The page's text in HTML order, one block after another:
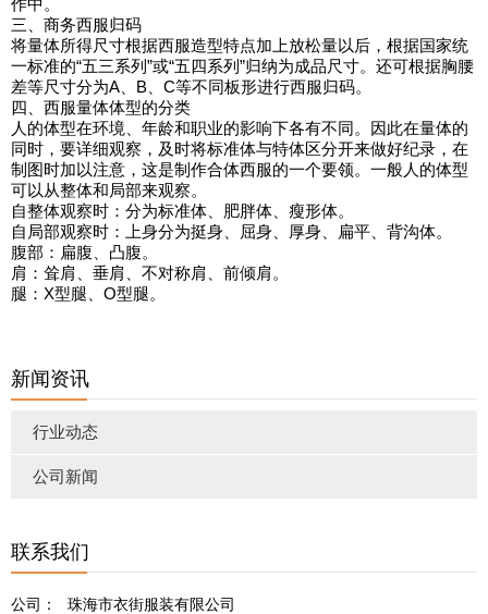
新闻资讯
行业动态
公司新闻
联系我们
公司： 珠海市衣街服装有限公司
作中。
三、商务西服归码
将量体所得尺寸根据西服造型特点加上放松量以后，根据国家统
一标准的“五三系列”或“五四系列”归纳为成品尺寸。还可根据胸腰
差等尺寸分为A、B、C等不同板形进行西服归码。
四、西服量体体型的分类
人的体型在环境、年龄和职业的影响下各有不同。因此在量体的
同时，要详细观察，及时将标准体与特体区分开来做好纪录，在
制图时加以注意，这是制作合体西服的一个要领。一般人的体型
可以从整体和局部来观察。
自整体观察时：分为标准体、肥胖体、瘦形体。
自局部观察时：上身分为挺身、屈身、厚身、扁平、背沟体。
腹部：扁腹、凸腹。
肩：耸肩、垂肩、不对称肩、前倾肩。
腿：X型腿、O型腿。